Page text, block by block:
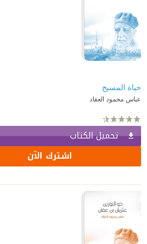
حياة المسيح
عباس محمود العقاد
تحميل الكتاب
اشترك الآن